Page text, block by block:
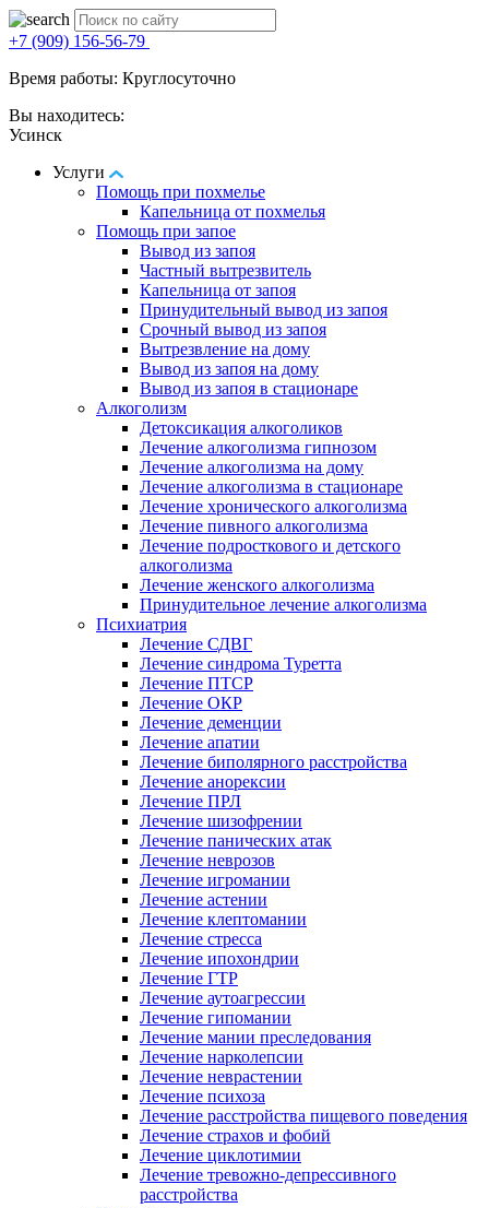
+7 (909) 156-56-79
Время работы: Круглосуточно
Вы находитесь:
Усинск
Услуги
Помощь при похмелье
Капельница от похмелья
Помощь при запое
Вывод из запоя
Частный вытрезвитель
Капельница от запоя
Принудительный вывод из запоя
Срочный вывод из запоя
Вытрезвление на дому
Вывод из запоя на дому
Вывод из запоя в стационаре
Алкоголизм
Детоксикация алкоголиков
Лечение алкоголизма гипнозом
Лечение алкоголизма на дому
Лечение алкоголизма в стационаре
Лечение хронического алкоголизма
Лечение пивного алкоголизма
Лечение подросткового и детского
алкоголизма
Лечение женского алкоголизма
Принудительное лечение алкоголизма
Психиатрия
Лечение СДВГ
Лечение синдрома Туретта
Лечение ПТСР
Лечение ОКР
Лечение деменции
Лечение апатии
Лечение биполярного расстройства
Лечение анорексии
Лечение ПРЛ
Лечение шизофрении
Лечение панических атак
Лечение неврозов
Лечение игромании
Лечение астении
Лечение клептомании
Лечение стресса
Лечение ипохондрии
Лечение ГТР
Лечение аутоагрессии
Лечение гипомании
Лечение мании преследования
Лечение нарколепсии
Лечение неврастении
Лечение психоза
Лечение расстройства пищевого поведения
Лечение страхов и фобий
Лечение циклотимии
Лечение тревожно-депрессивного
расстройства